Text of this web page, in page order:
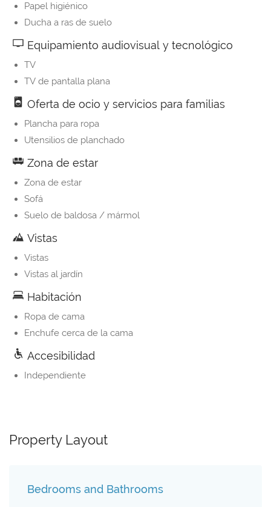
Papel higiénico
Ducha a ras de suelo
Equipamiento audiovisual y tecnológico
TV
TV de pantalla plana
Oferta de ocio y servicios para familias
Plancha para ropa
Utensilios de planchado
Zona de estar
Zona de estar
Sofá
Suelo de baldosa / mármol
Vistas
Vistas
Vistas al jardín
Habitación
Ropa de cama
Enchufe cerca de la cama
Accesibilidad
Independiente
Property Layout
Bedrooms and Bathrooms